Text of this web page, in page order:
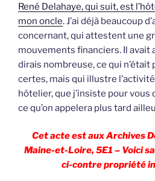
René Delahaye, qui suit, est
mon oncle. J’ai déjà beaucoup
concernant, qui attestent une
mouvements financiers. Il avait
dirais nombreuse, ce qui n’était
certes, mais qui illustre
hôtelier, que j’insiste pour
ce qu’on appelera plus tard
Cet acte est aux Archives
Maine-et-Loire, 5E1 – Voici
ci-contre propriété